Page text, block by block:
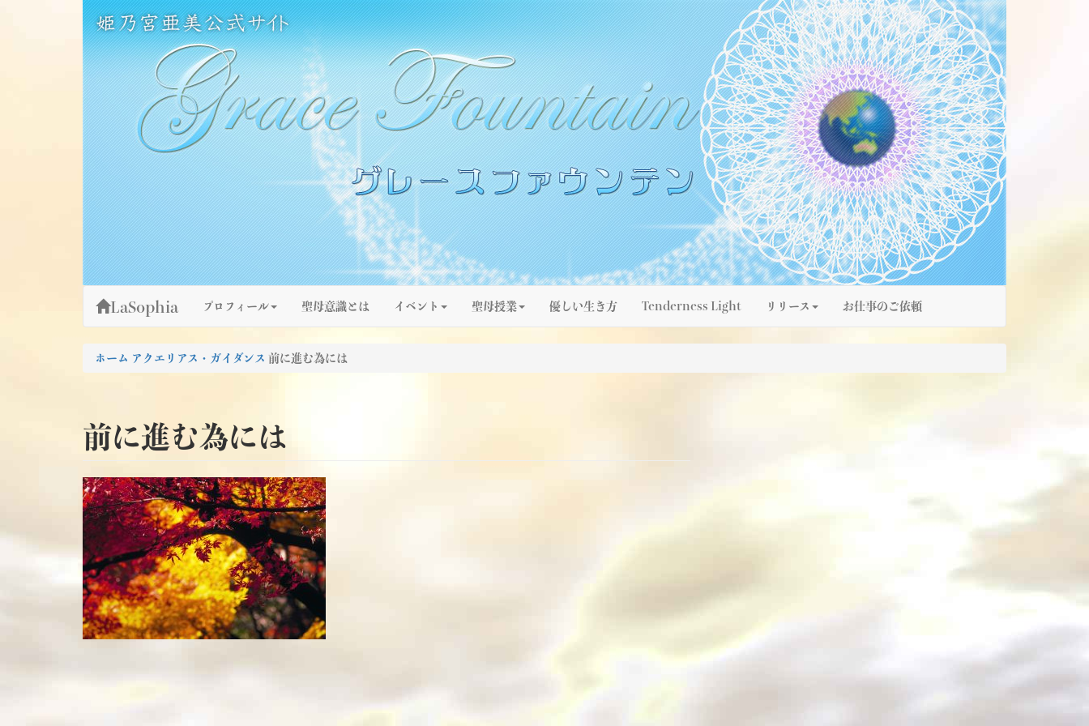
姫乃宮亜美公式サイト～Grace Fountain～
グレースファウンテン
LaSophia プロフィール 聖母意識とは イベント 聖母授業 優しい生き方 Tenderness Light リリース お仕事のご依頼
ホーム アクエリアス・ガイダンス 前に進む為には
前に進む為には